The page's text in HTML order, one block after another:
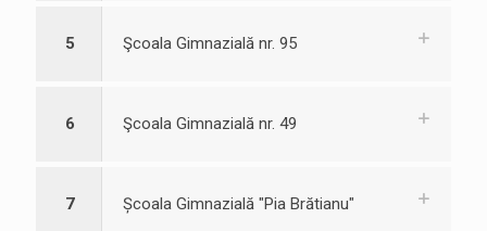
5 Şcoala Gimnazială nr. 95
6 Şcoala Gimnazială nr. 49
7 Școala Gimnazială "Pia Brătianu"